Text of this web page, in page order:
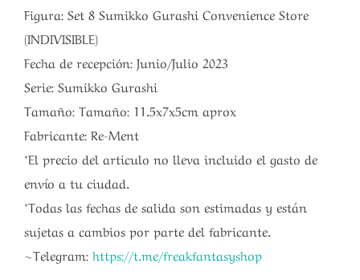
Figura: Set 8 Sumikko Gurashi Convenience Store
(INDIVISIBLE)
Fecha de recepción: Junio/Julio 2023
Serie: Sumikko Gurashi
Tamaño: Tamaño: 11.5x7x5cm aprox
Fabricante: Re-Ment
*El precio del articulo no lleva incluido el gasto de
envío a tu ciudad.
*Todas las fechas de salida son estimadas y están
sujetas a cambios por parte del fabricante.
~Telegram: https://t.me/freakfantasyshop